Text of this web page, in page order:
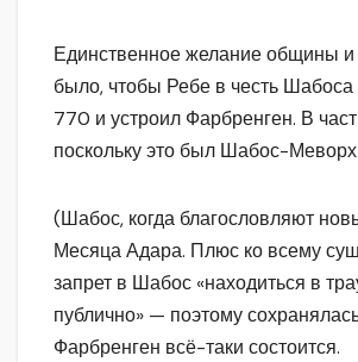
Единственное желание общины
было, чтобы Ребе в честь Шабоса
770 и устроил Фарбренген. В
поскольку это был Шабос-
(Шабос, когда благословляют
Месяца Адара. Плюс ко всему
запрет в Шабос «находиться в
публично» — поэтому
Фарбренген всё-таки состоится.